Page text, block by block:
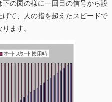
の図の様に一回目の信号から設
て、人の指を超えたスピードで
ます。